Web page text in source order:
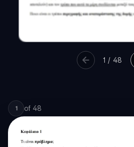
1 / 48
1 of 48